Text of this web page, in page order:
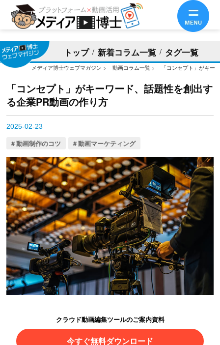
トップ 新着コラム一覧 タグ一覧
メディア博士ウェブマガジン > 動画コラム一覧 > 「コンセプト」がキー
「コンセプト」がキーワード、話題性を創出す
る企業PR動画の作り方
2025-02-23
動画制作のコツ 動画マーケティング
クラウド動画編集ツールのご案内資料
今すぐ無料ダウンロード